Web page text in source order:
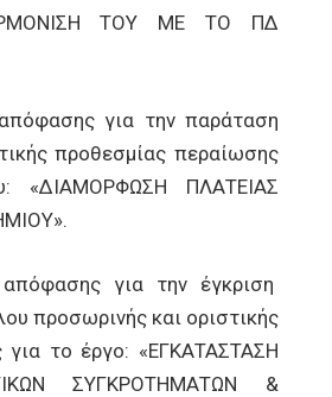
ΤΟΥ ΜΕ ΤΟ ΠΔ
για την παράταση
προθεσμίας περαίωσης
«ΔΙΑΜΟΡΦΩΣΗ ΠΛΑΤΕΙΑΣ
για την έγκριση
προσωρινής και οριστικής
για το έργο: «ΕΓΚΑΤΑΣΤΑΣΗ
ΣΥΓΚΡΟΤΗΜΑΤΩΝ &